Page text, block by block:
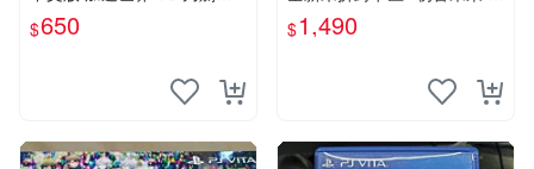
域 千年的黃昏(遊戲都能回收)
$650
伶計畫X 中文版
$1,490